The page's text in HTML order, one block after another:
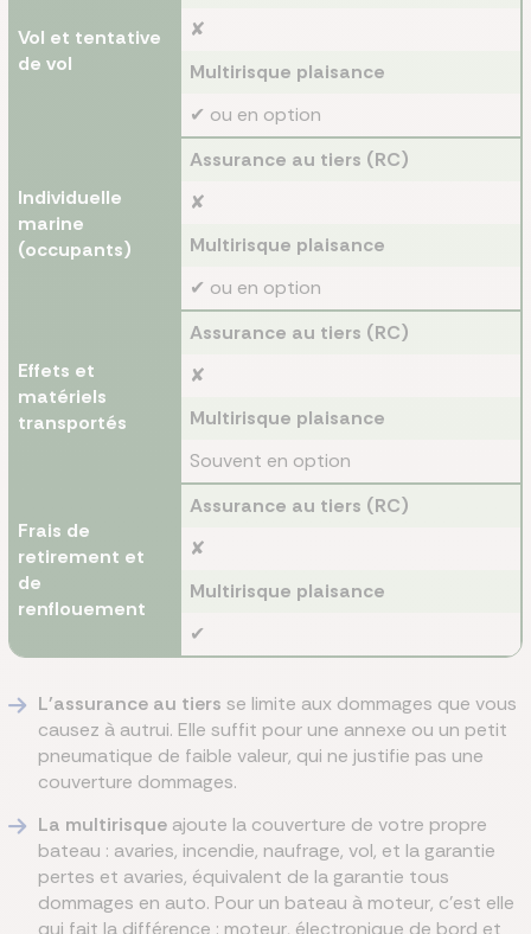
Vol et tentative
de vol
✘
Multirisque plaisance
✔ ou en option
Individuelle
marine
(occupants)
Assurance au tiers (RC)
✘
Multirisque plaisance
✔ ou en option
Effets et
matériels
transportés
Assurance au tiers (RC)
✘
Multirisque plaisance
Souvent en option
Frais de
retirement et
de
renflouement
Assurance au tiers (RC)
✘
Multirisque plaisance
✔
L'assurance au tiers se limite aux dommages que vous
causez à autrui. Elle suffit pour une annexe ou un petit
pneumatique de faible valeur, qui ne justifie pas une
couverture dommages.
La multirisqueajoute la couverture de votre propre
bateau : avaries, incendie, naufrage, vol, et la garantie
pertes et avaries, équivalent de la garantie tous
dommages en auto. Pour un bateau à moteur, c'est elle
qui fait la différence : moteur, électronique de bord et